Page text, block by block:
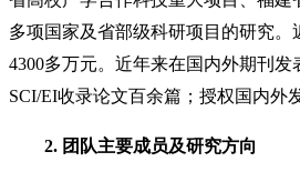
多项国家及省部级科研项目的研究。
4300多万元。近年来在国内外期刊发
SCI/EI收录论文百余篇；授权国内外
2. 团队主要成员及研究方向